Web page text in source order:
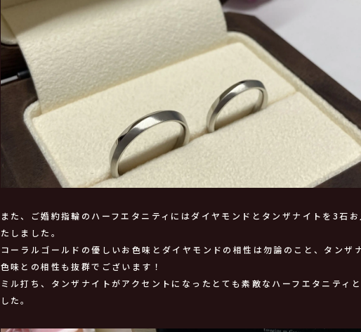
また、ご婚約指輪のハーフエタニティにはダイヤモンドとタンザナイトを3石お
たしました。
コーラルゴールドの優しいお色味とダイヤモンドの相性は勿論のこと、タンザ
色味との相性も抜群でございます！
ミル打ち、タンザナイトがアクセントになったとても素敵なハーフエタニティ
した。